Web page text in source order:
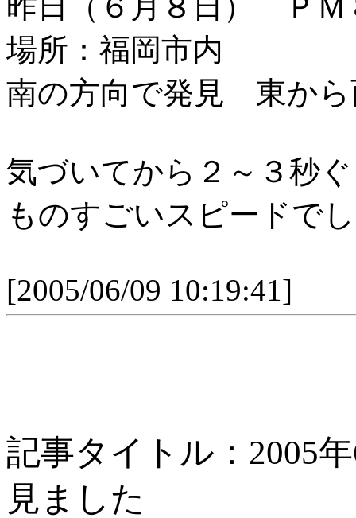
場所：福岡市内
南の方向で発見 東から
気づいてから２～３秒
ものすごいスピードで
[2005/06/09 10:19:41]
記事タイトル：2005
見ました